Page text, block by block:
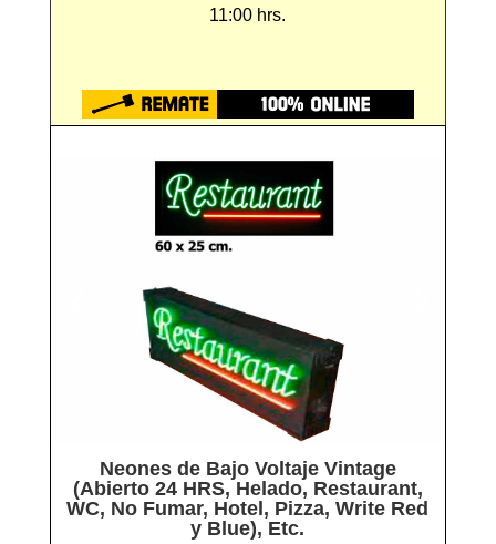
11:00 hrs.
Neones de Bajo Voltaje Vintage
(Abierto 24 HRS, Helado, Restaurant,
WC, No Fumar, Hotel, Pizza, Write Red
y Blue), Etc.